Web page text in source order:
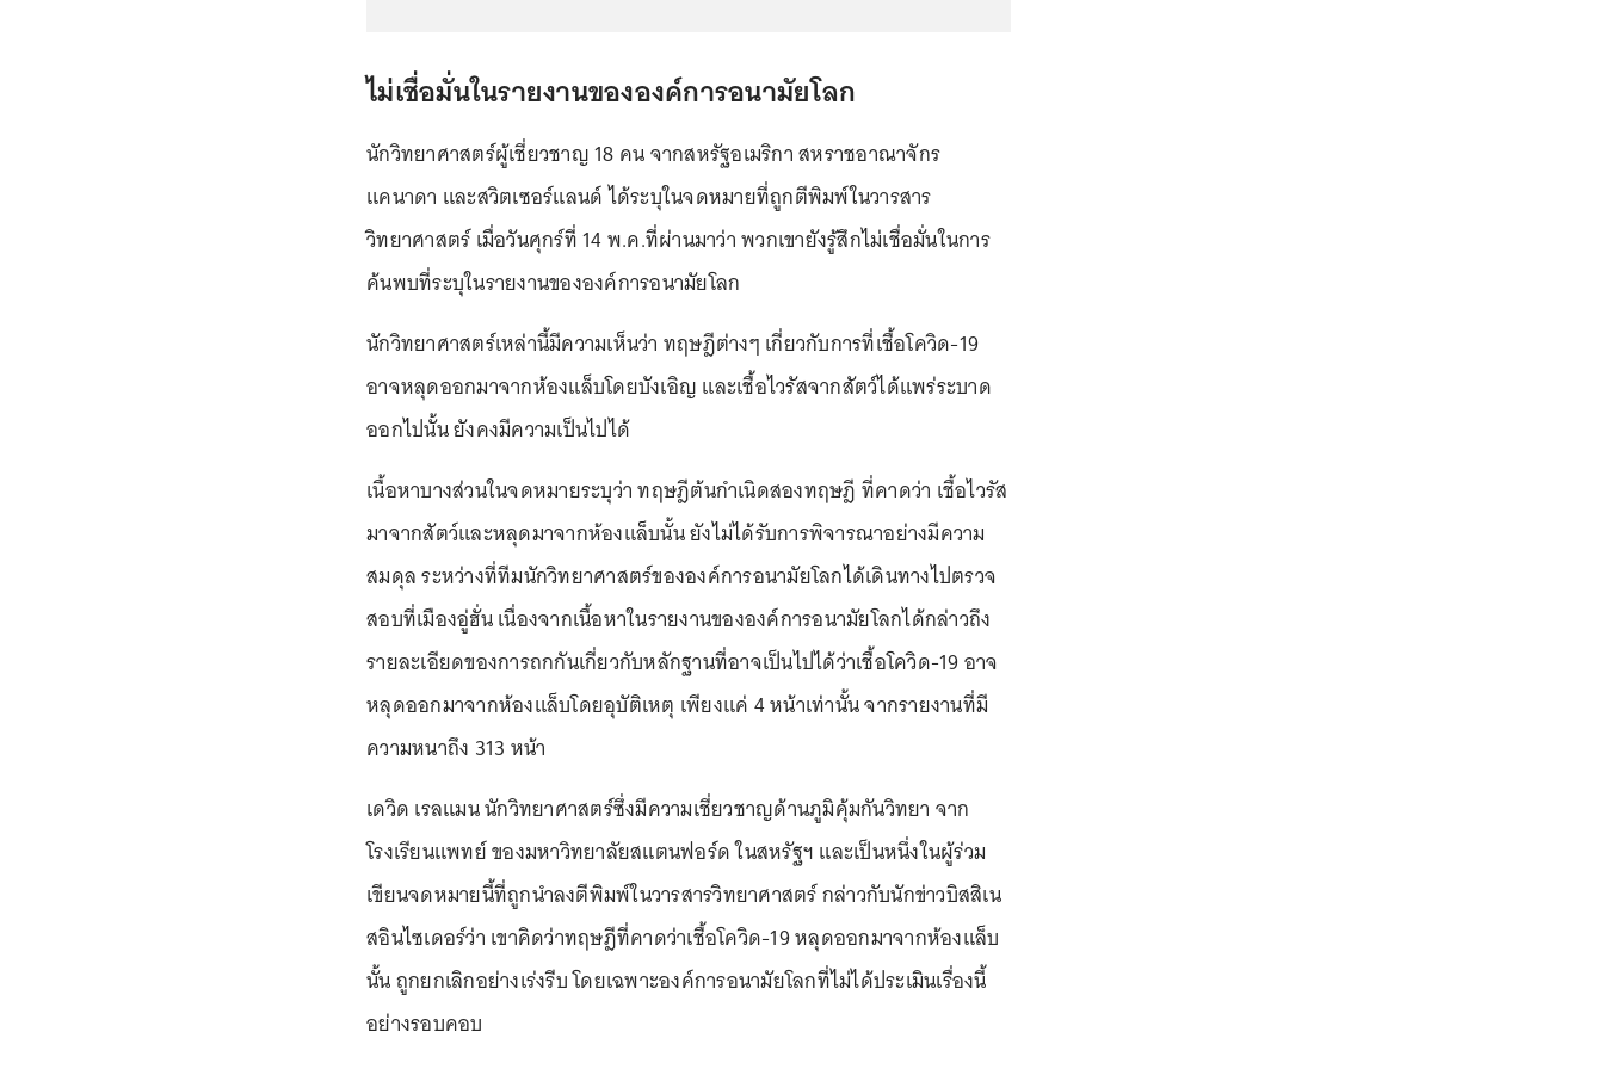
ไม่เชื่อมั่นในรายงานขององค์การอนามัยโลก
นักวิทยาศาสตร์ผู้เชี่ยวชาญ 18 คน จากสหรัฐอเมริกา สหราชอาณาจักร
แคนาดา และสวิตเซอร์แลนด์ ได้ระบุในจดหมายที่ถูกตีพิมพ์ในวารสาร
วิทยาศาสตร์ เมื่อวันศุกร์ที่ 14 พ.ค.ที่ผ่านมาว่า พวกเขายังรู้สึกไม่เชื่อมั่นในการ
ค้นพบที่ระบุในรายงานขององค์การอนามัยโลก
นักวิทยาศาสตร์เหล่านี้มีความเห็นว่า ทฤษฎีต่างๆ เกี่ยวกับการที่เชื้อโควิด-19
อาจหลุดออกมาจากห้องแล็บโดยบังเอิญ และเชื้อไวรัสจากสัตว์ได้แพร่ระบาด
ออกไปนั้น ยังคงมีความเป็นไปได้
เนื้อหาบางส่วนในจดหมายระบุว่า ทฤษฎีต้นกำเนิดสองทฤษฎี ที่คาดว่า เชื้อไวรัส
มาจากสัตว์และหลุดมาจากห้องแล็บนั้น ยังไม่ได้รับการพิจารณาอย่างมีความ
สมดุล ระหว่างที่ทีมนักวิทยาศาสตร์ขององค์การอนามัยโลกได้เดินทางไปตรวจ
สอบที่เมืองอู่ฮั่น เนื่องจากเนื้อหาในรายงานขององค์การอนามัยโลกได้กล่าวถึง
รายละเอียดของการถกกันเกี่ยวกับหลักฐานที่อาจเป็นไปได้ว่าเชื้อโควิด-19 อาจ
หลุดออกมาจากห้องแล็บโดยอุบัติเหตุ เพียงแค่ 4 หน้าเท่านั้น จากรายงานที่มี
ความหนาถึง 313 หน้า
เดวิด เรลแมน นักวิทยาศาสตร์ซึ่งมีความเชี่ยวชาญด้านภูมิคุ้มกันวิทยา จาก
โรงเรียนแพทย์ ของมหาวิทยาลัยสแตนฟอร์ด ในสหรัฐฯ และเป็นหนึ่งในผู้ร่วม
เขียนจดหมายนี้ที่ถูกนำลงตีพิมพ์ในวารสารวิทยาศาสตร์ กล่าวกับนักข่าวบิสสิเน
สอินไซเดอร์ว่า เขาคิดว่าทฤษฎีที่คาดว่าเชื้อโควิด-19 หลุดออกมาจากห้องแล็บ
นั้น ถูกยกเลิกอย่างเร่งรีบ โดยเฉพาะองค์การอนามัยโลกที่ไม่ได้ประเมินเรื่องนี้
อย่างรอบคอบ